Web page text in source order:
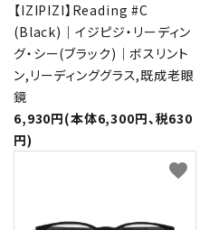
【IZIPIZI】Reading #C
(Black)｜イジピジ・リーディン
グ・シー(ブラック)｜ボスリント
ン,リーディンググラス,既成老眼
鏡
6,930円(本体6,300円、税630
円)
favorite